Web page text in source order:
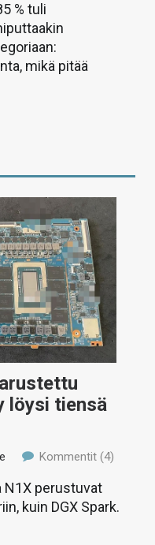
% tuli
mikä pitää
löysi tiensä
Kommentit (4)
N1X perustuvat
kuin DGX Spark.